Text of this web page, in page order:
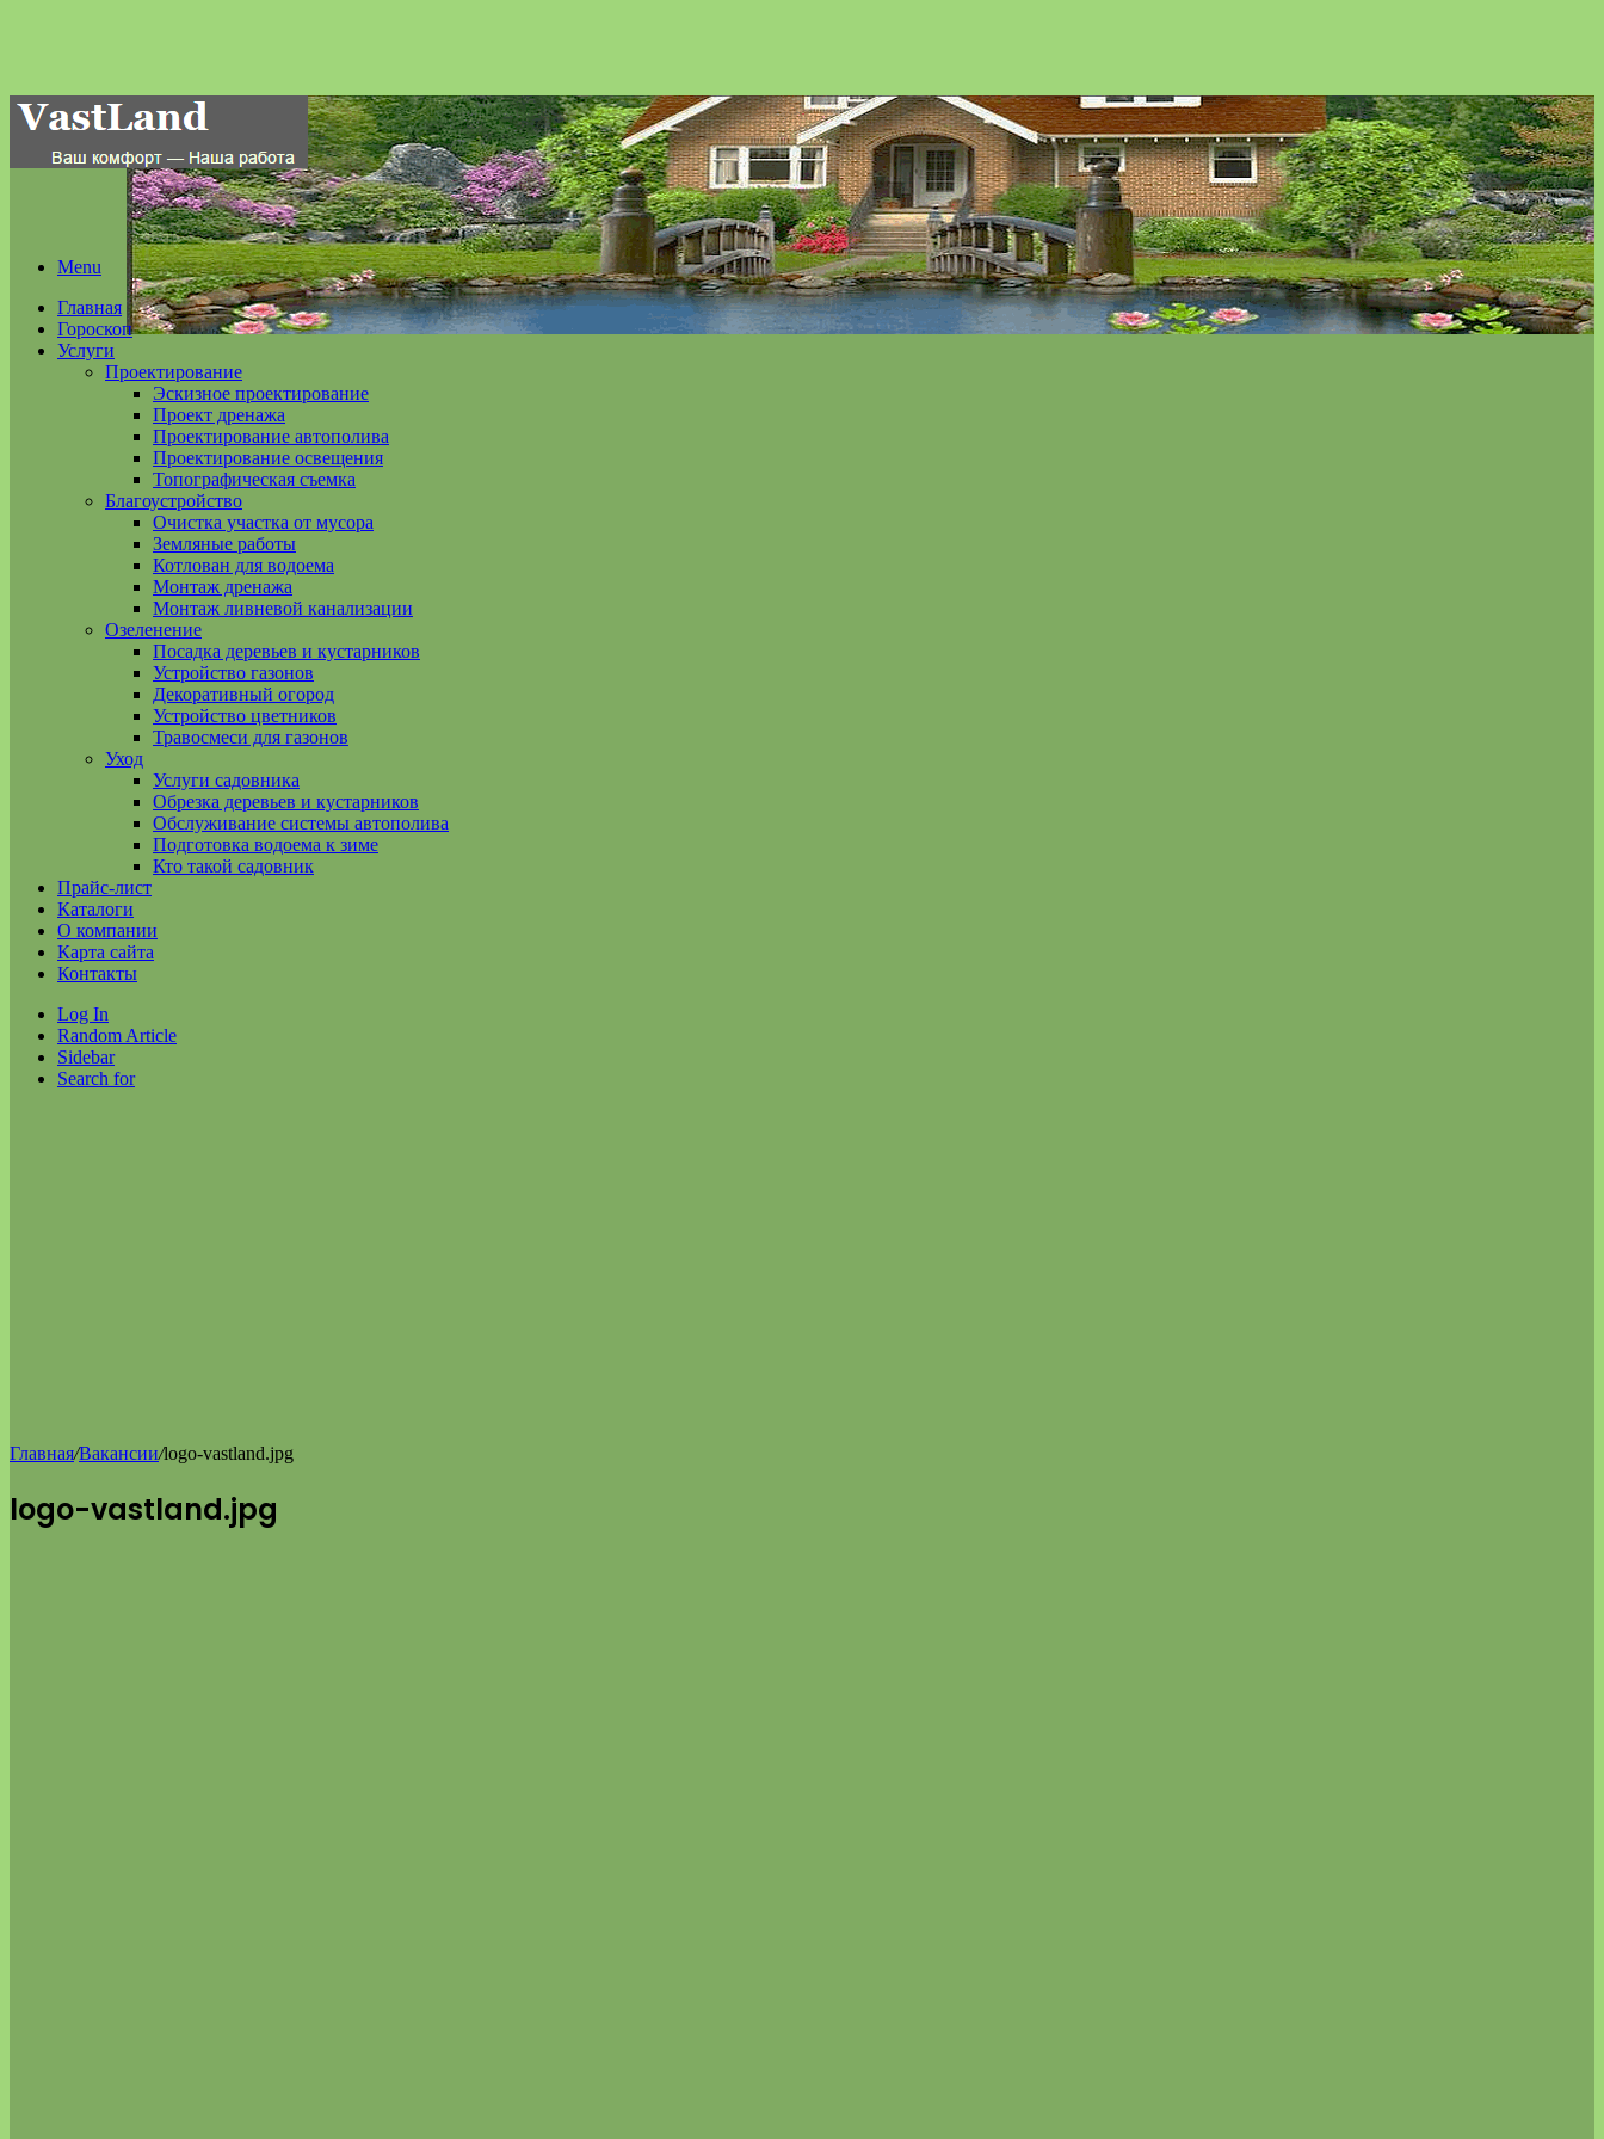
Menu
Главная
Гороскоп
Услуги
Проектирование
Эскизное проектирование
Проект дренажа
Проектирование автополива
Проектирование освещения
Топографическая съемка
Благоустройство
Очистка участка от мусора
Земляные работы
Котлован для водоема
Монтаж дренажа
Монтаж ливневой канализации
Озеленение
Посадка деревьев и кустарников
Устройство газонов
Декоративный огород
Устройство цветников
Травосмеси для газонов
Уход
Услуги садовника
Обрезка деревьев и кустарников
Обслуживание системы автополива
Подготовка водоема к зиме
Кто такой садовник
Прайс-лист
Каталоги
О компании
Карта сайта
Контакты
Log In
Random Article
Sidebar
Search for
Главная/Вакансии/logo-vastland.jpg
logo-vastland.jpg